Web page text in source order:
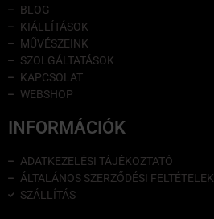
BLOG
KIÁLLÍTÁSOK
MŰVÉSZEINK
SZOLGÁLTATÁSOK
KAPCSOLAT
WEBSHOP
INFORMÁCIÓK
ADATKEZELÉSI TÁJÉKOZTATÓ
ÁLTALÁNOS SZERZŐDÉSI FELTÉTELEK
SZÁLLÍTÁS